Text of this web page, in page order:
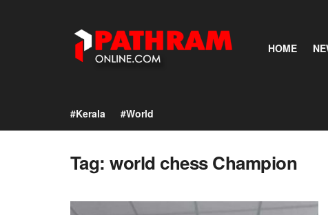
HOME
#Kerala #World
Tag:world chess Champion